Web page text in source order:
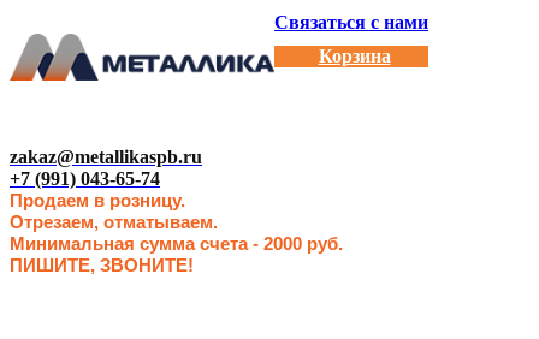
Связаться с нами
Корзина
zakaz@metallikaspb.ru
+7 (991) 043-65-74
Продаем в розницу.
Отрезаем, отматываем.
Минимальная сумма счета - 2000 руб.
ПИШИТЕ, ЗВОНИТЕ!